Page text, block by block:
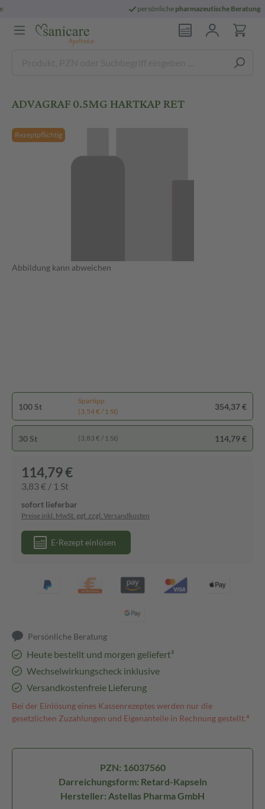
pharmazeutische Beratung
ADVAGRAF 0.5MG HARTKAP RET
Rezeptpflichtig
Abbildung kann abweichen
100 St
Spartipp
(3,54 € / 1 St)
354,37 €
30 St (3,83 € / 1 St) 114,79 €
114,79 €
3,83 € / 1 St
sofort lieferbar
Preise inkl. MwSt. ggf. zzgl. Versandkosten
E-Rezept einlösen
Persönliche Beratung
Heute bestellt und morgen geliefert³
Wechselwirkungscheck inklusive
Versandkostenfreie Lieferung
Bei der Einlösung eines Kassenrezeptes werden nur die
gesetzlichen Zuzahlungen und Eigenanteile in Rechnung gestellt.⁴
PZN: 16037560
Darreichungsform: Retard-Kapseln
Hersteller: Astellas Pharma GmbH